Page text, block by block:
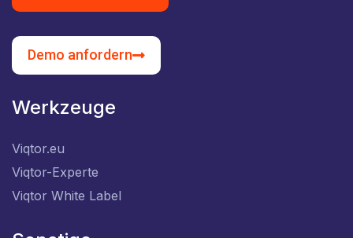
Demo anfordern
Werkzeuge
Viqtor.eu
Viqtor-Experte
Viqtor White Label